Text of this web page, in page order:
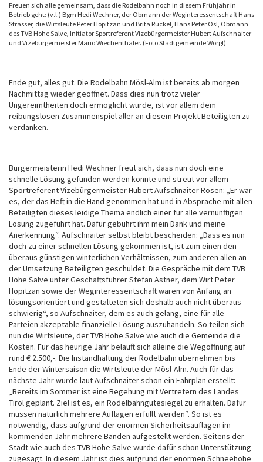
Freuen sich alle gemeinsam, dass die Rodelbahn noch in diesem Frühjahr in
Betrieb geht: (v.l.) Bgm Hedi Wechner, der Obmann der Weginteressentschaft Hans
Strasser, die Wirtsleute Peter Hopitzan und Brita Rückel, Hans Peter Osl, Obmann
des TVB Hohe Salve, Initiator Sportreferent Vizebürgermeister Hubert Aufschnaiter
und Vizebürgermeister Mario Wiechenthaler. (Foto Stadtgemeinde Wörgl)
Ende gut, alles gut. Die Rodelbahn Mösl-Alm ist bereits ab morgen
Nachmittag wieder geöffnet. Dass dies nun trotz vieler
Ungereimtheiten doch ermöglicht wurde, ist vor allem dem
reibungslosen Zusammenspiel aller an diesem Projekt Beteiligten zu
verdanken.
Bürgermeisterin Hedi Wechner freut sich, dass nun doch eine
schnelle Lösung gefunden werden konnte und streut vor allem
Sportreferent Vizebürgermeister Hubert Aufschnaiter Rosen: „Er war
es, der das Heft in die Hand genommen hat und in Absprache mit allen
Beteiligten dieses leidige Thema endlich einer für alle vernünftigen
Lösung zugeführt hat. Dafür gebührt ihm mein Dank und meine
Anerkennung“. Aufschnaiter selbst bleibt bescheiden: „Dass es nun
doch zu einer schnellen Lösung gekommen ist, ist zum einen den
überaus günstigen winterlichen Verhältnissen, zum anderen allen an
der Umsetzung Beteiligten geschuldet. Die Gespräche mit dem TVB
Hohe Salve unter Geschäftsführer Stefan Astner, dem Wirt Peter
Hopitzan sowie der Weginteressentschaft waren von Anfang an
lösungsorientiert und gestalteten sich deshalb auch nicht überaus
schwierig“, so Aufschnaiter, dem es auch gelang, eine für alle
Parteien akzeptable finanzielle Lösung auszuhandeln. So teilen sich
nun die Wirtsleute, der TVB Hohe Salve wie auch die Gemeinde die
Kosten. Für das heurige Jahr beläuft sich alleine die Wegöffnung auf
rund € 2.500,-. Die Instandhaltung der Rodelbahn übernehmen bis
Ende der Wintersaison die Wirtsleute der Mösl-Alm. Auch für das
nächste Jahr wurde laut Aufschnaiter schon ein Fahrplan erstellt:
„Bereits im Sommer ist eine Begehung mit Vertretern des Landes
Tirol geplant. Ziel ist es, ein Rodelbahngütesiegel zu erhalten. Dafür
müssen natürlich mehrere Auflagen erfüllt werden“. So ist es
notwendig, dass aufgrund der enormen Sicherheitsauflagen im
kommenden Jahr mehrere Banden aufgestellt werden. Seitens der
Stadt wie auch des TVB Hohe Salve wurde dafür schon Unterstützung
zugesagt. In diesem Jahr ist dies aufgrund der enormen Schneehöhe